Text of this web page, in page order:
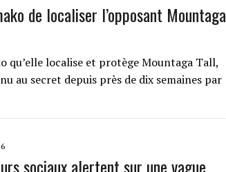
de localiser l’opposant Mountaga
qu’elle localise et protège Mountaga Tall,
au secret depuis près de dix semaines par
sociaux alertent sur une vague